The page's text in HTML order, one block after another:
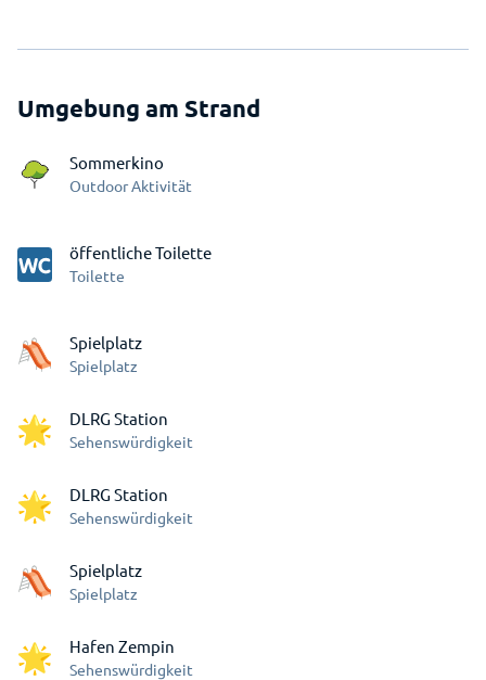
Umgebung am Strand
Sommerkino
Outdoor Aktivität
öffentliche Toilette
Toilette
Spielplatz
Spielplatz
DLRG Station
Sehenswürdigkeit
DLRG Station
Sehenswürdigkeit
Spielplatz
Spielplatz
Hafen Zempin
Sehenswürdigkeit